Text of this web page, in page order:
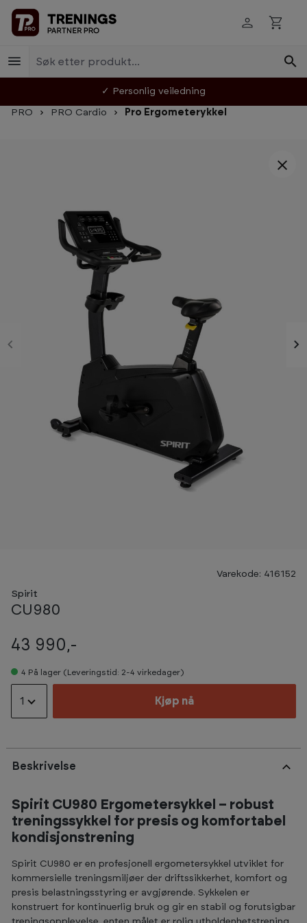
Hopp til innhold
✓ Personlig veiledning
PRO PRO Cardio Pro Ergometerykkel
Varekode: 416152
Spirit
CU980
43 990,-
4 På lager (Leveringstid: 2-4 virkedager)
1 Kjøp nå
Beskrivelse
Spirit CU980 Ergometersykkel – robust
treningssykkel for presis og komfortabel
kondisjonstrening
Spirit CU980 er en profesjonell ergometersykkel utviklet for
kommersielle treningsmiljøer der driftssikkerhet, komfort og
presis belastningsstyring er avgjørende. Sykkelen er
konstruert for kontinuerlig bruk og gir en stabil og forutsigbar